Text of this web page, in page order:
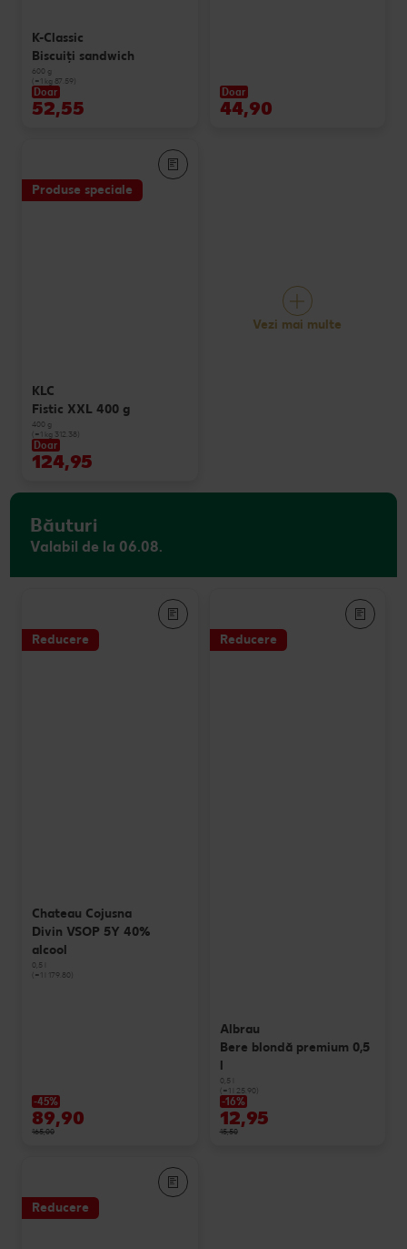
K-Classic
Biscuiți sandwich
600 g
(=1 kg 87.59)
Doar
52,55
Doar
44,90
Produse speciale
KLC
Fistic XXL 400 g
400 g
(=1 kg 312.38)
Doar
124,95
Vezi mai multe
Băuturi
Valabil de la 06.08.
Reducere
Chateau Cojusna
Divin VSOP 5Y 40%
alcool
0,5 l
(=1 l 179.80)
-45%
89,90
165,00
Reducere
Albrau
Bere blondă premium 0,5
l
0,5 l
(=1 l 25.90)
-16%
12,95
15,50
Reducere